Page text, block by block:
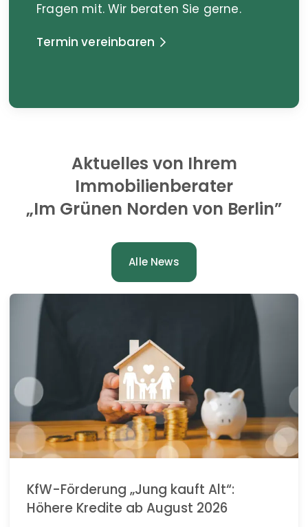
Zusammenarbeit! Andrea u.
Frank D.
Fragen mit. Wir beraten Sie gerne.
Termin vereinbaren
Aktuelles von Ihrem
Immobilienberater
„Im Grünen Norden von Berlin”
Alle News
KfW-Förderung „Jung kauft Alt“:
Höhere Kredite ab August 2026